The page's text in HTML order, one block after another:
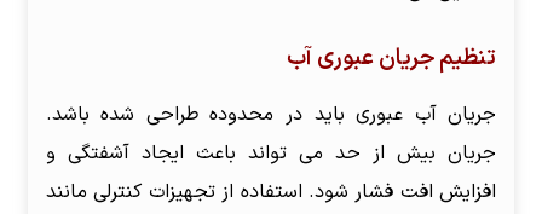
تنظیم جریان عبوری آب
جریان آب عبوری باید در محدوده طراحی شده باشد.
جریان بیش از حد می تواند باعث ایجاد آشفتگی و
افزایش افت فشار شود. استفاده از تجهیزات کنترلی مانند